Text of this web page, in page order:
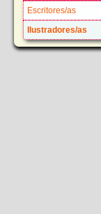
Escritores/as
Ilustradores/as